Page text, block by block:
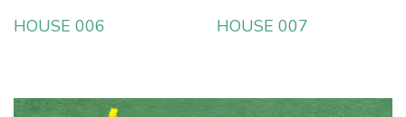
HOUSE 006 HOUSE 007